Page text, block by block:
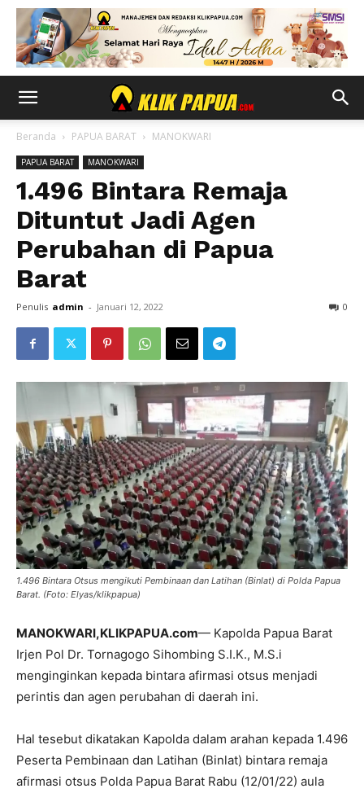
Beranda PAPUA BARAT MANOKWARI
PAPUA BARAT MANOKWARI
1.496 Bintara Remaja
Dituntut Jadi Agen
Perubahan di Papua
Barat
Penulis admin - Januari 12, 2022 0
1.496 Bintara Otsus mengikuti Pembinaan dan Latihan (Binlat) di Polda Papua
Barat. (Foto: Elyas/klikpapua)
MANOKWARI,KLIKPAPUA.com— Kapolda Papua Barat
Irjen Pol Dr. Tornagogo Sihombing S.I.K., M.S.i
menginginkan kepada bintara afirmasi otsus menjadi
perintis dan agen perubahan di daerah ini.
Hal tesebut dikatakan Kapolda dalam arahan kepada 1.496
Peserta Pembinaan dan Latihan (Binlat) bintara remaja
afirmasi otsus Polda Papua Barat Rabu (12/01/22) aula